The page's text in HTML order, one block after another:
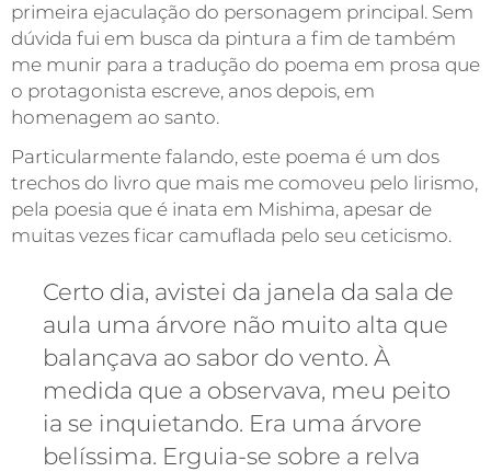
primeira ejaculação do personagem principal. Sem
dúvida fui em busca da pintura a fim de também
me munir para a tradução do poema em prosa que
o protagonista escreve, anos depois, em
homenagem ao santo.
Particularmente falando, este poema é um dos
trechos do livro que mais me comoveu pelo lirismo,
pela poesia que é inata em Mishima, apesar de
muitas vezes ficar camuflada pelo seu ceticismo.
Certo dia, avistei da janela da sala de
aula uma árvore não muito alta que
balançava ao sabor do vento. À
medida que a observava, meu peito
ia se inquietando. Era uma árvore
belíssima. Erguia-se sobre a relva